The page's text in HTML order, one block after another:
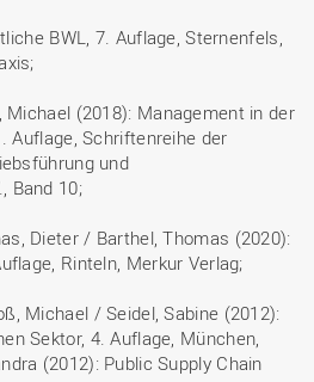
BWL, 7. Auflage, Sternenfels,
Michael (2018): Management in der
Auflage, Schriftenreihe der
und
Band 10;
Dieter / Barthel, Thomas (2020):
Rinteln, Merkur Verlag;
Michael / Seidel, Sabine (2012):
Sektor, 4. Auflage, München,
(2012): Public Supply Chain